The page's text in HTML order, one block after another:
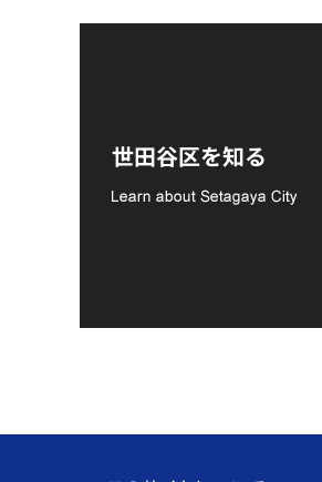
世田谷区を知る
支援金の募集につい
て